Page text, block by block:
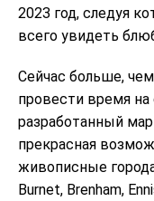
2023 год, следуя
всего увидеть
Сейчас больше,
провести время
разработанный
прекрасная
живописные
Burnet, Brenham,